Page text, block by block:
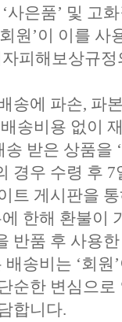
사은품’ 및 고
원’이 이를
피해보상규
송에 파손, 파
송비용 없이
받은 상품을
경우 수령 후
트 게시판을
한해 환불이
반품 후 사용
송비는 ‘회원
순한 변심으
합니다.